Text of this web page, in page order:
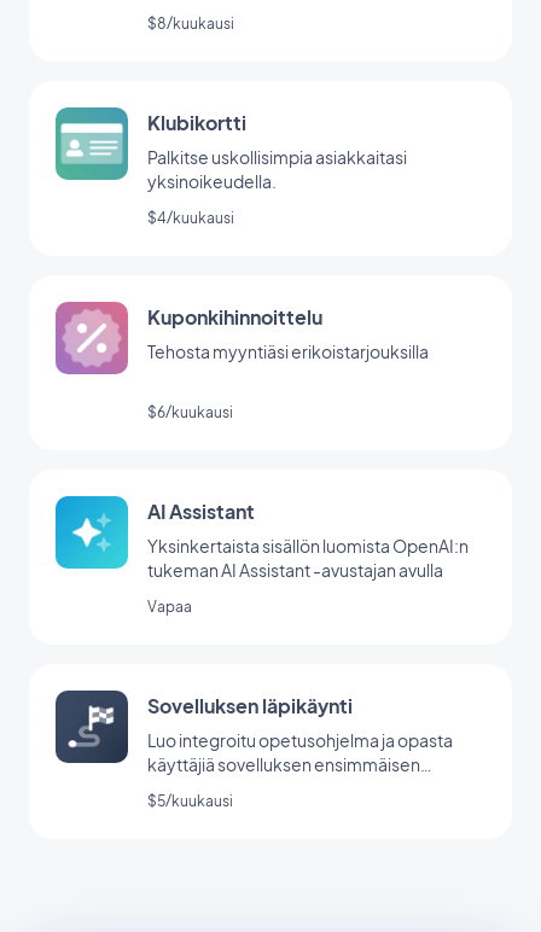
$8/kuukausi
Klubikortti
Palkitse uskollisimpia asiakkaitasi
yksinoikeudella.
$4/kuukausi
Kuponkihinnoittelu
Tehosta myyntiäsi erikoistarjouksilla
$6/kuukausi
AI Assistant
Yksinkertaista sisällön luomista OpenAI:n
tukeman AI Assistant -avustajan avulla
Vapaa
Sovelluksen läpikäynti
Luo integroitu opetusohjelma ja opasta
käyttäjiä sovelluksen ensimmäisen
käynnistyksen aikana.
$5/kuukausi